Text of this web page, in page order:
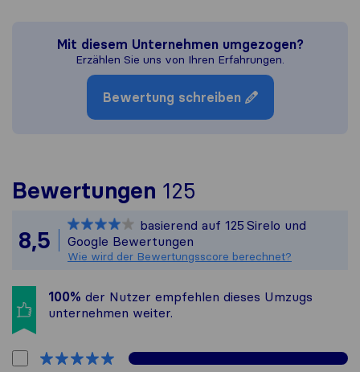
Mit diesem Unternehmen umgezogen?
Erzählen Sie uns von Ihren Erfahrungen.
Bewertung schreiben
Bewertungen 125
Alle
8,5
basierend auf 125 Sirelo und
Google Bewertungen
Wie wird der Bewertungsscore berechnet?
100% der Nutzer empfehlen dieses Umzugs​
unternehmen weiter.